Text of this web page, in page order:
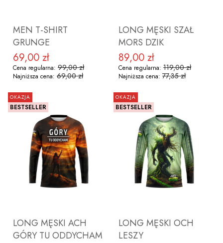
MEN T-SHIRT
GRUNGE
Cena promocyjna
69,00 zł
Cena regularna: 99,00 zł
Najniższa cena: 69,00 zł
ZOBACZ PRODUKT
LONG MĘSKI SZAŁ
MORS DZIK
Cena promocyjna
89,00 zł
Cena regularna: 119,00 zł
Najniższa cena: 77,35 zł
ZOBACZ PRODUKT
OKAZJA
BESTSELLER
LONG MĘSKI ACH
GÓRY TU ODDYCHAM
OKAZJA
BESTSELLER
LONG MĘSKI OCH
LESZY